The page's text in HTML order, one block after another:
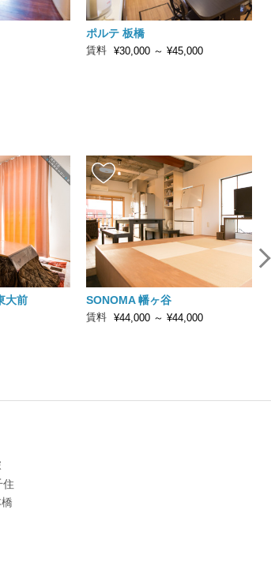
ポルテ 板橋
賃料 ¥30,000 ～ ¥45,000
大前 SONOMA 幡ヶ谷
賃料 ¥44,000 ～ ¥44,000
住